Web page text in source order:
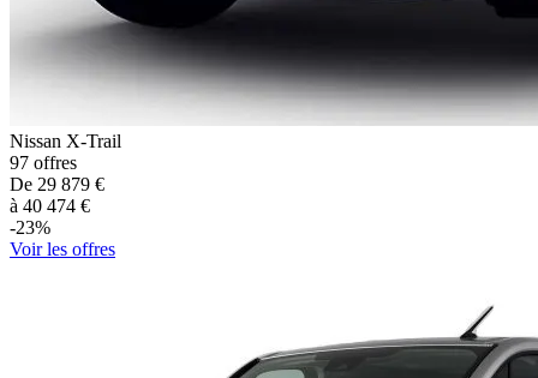
Nissan X-Trail
97 offres
De 29 879 €
à 40 474 €
-23%
Voir les offres